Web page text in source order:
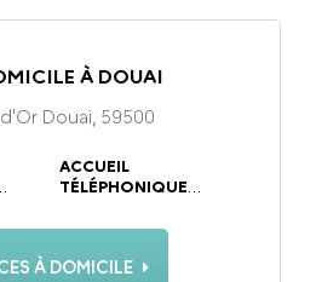
À DOUAI
d'Or Douai, 59500
À
ACCUEIL
TÉLÉPHONIQUE
VENDREDI DE 09H00 À
17H30.
À DOMICILE